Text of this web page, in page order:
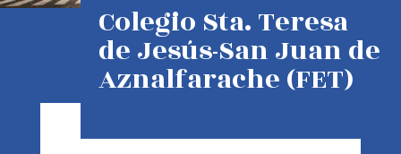
Colegio Sta. Teresa
de Jesús-San Juan de
Aznalfarache (FET)